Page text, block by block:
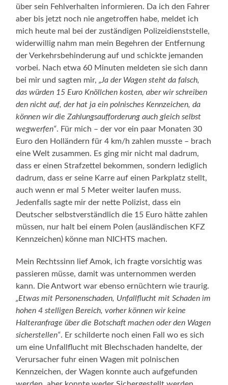
über sein Fehlverhalten informieren. Da ich den Fahrer
aber bis jetzt noch nie angetroffen habe, meldet ich
mich heute mal bei der zuständigen Polizeidienststelle,
widerwillig nahm man mein Begehren der Entfernung
der Verkehrsbehinderung auf und schickte jemanden
vorbei. Nach etwa 60 Minuten meldeten sie sich dann
bei mir und sagten mir,„Ja der Wagen steht da falsch,
das würden 15 Euro Knöllchen kosten, aber wir schreiben
den nicht auf, der hat ja ein polnisches Kennzeichen, da
können wir die Zahlungsaufforderung auch gleich selbst
wegwerfen“. Für mich – der vor ein paar Monaten 30
Euro den Holländern für 4 km/h zahlen musste – brach
eine Welt zusammen. Es ging mir nicht mal dadrum,
dass er einen Strafzettel bekommen, sondern lediglich
dadrum, dass er seine Karre auf einen Parkplatz stellt,
auch wenn er mal 5 Meter weiter laufen muss.
Jedenfalls sagte mir der nette Polizist, dass ein
Deutscher selbstverständlich die 15 Euro hätte zahlen
müssen, nur halt bei einem Polen (ausländischen KFZ
Kennzeichen) könne man NICHTS machen.
Mein Rechtssinn lief Amok, ich fragte vorsichtig was
passieren müsse, damit was unternommen werden
kann. Die Antwort war ebenso ernüchtern wie traurig.
„Etwas mit Personenschaden, Unfallflucht mit Schaden im
hohen 4 stelligen Bereich, vorher können wir keine
Halteranfrage über die Botschaft machen oder den Wagen
sicherstellen“. Er schilderte noch einen Fall wo es sich
um eine Unfallflucht mit Blechschaden handelte, der
Verursacher fuhr einen Wagen mit polnischen
Kennzeichen, der Wagen konnte auch aufgefunden